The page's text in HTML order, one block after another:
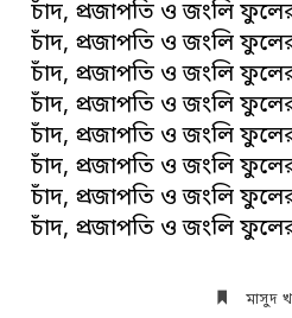
চাঁদ, প্রজাপতি ও জংলি
চাঁদ, প্রজাপতি ও জংলি
চাঁদ, প্রজাপতি ও জংলি
চাঁদ, প্রজাপতি ও জংলি
চাঁদ, প্রজাপতি ও জংলি
চাঁদ, প্রজাপতি ও জংলি
চাঁদ, প্রজাপতি ও জংলি
চাঁদ, প্রজাপতি ও জংলি
মাসুদ